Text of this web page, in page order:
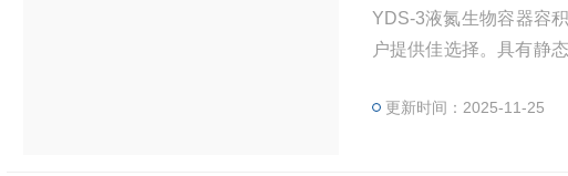
YDS-3液氮生物容器容
户提供佳选择。具有静
更新时间：2025-11-25